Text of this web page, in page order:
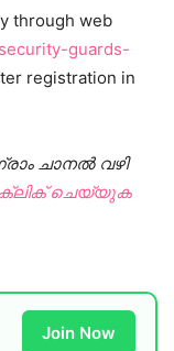
through web
guards-
registration in
ചാനൽ വഴി
ക്ലിക് ചെയ്യുക
Join Now